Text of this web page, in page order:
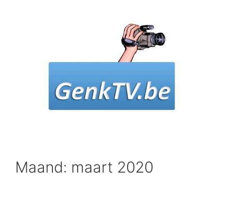
Maand: maart 2020